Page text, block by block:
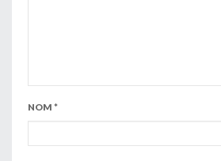
NOM *